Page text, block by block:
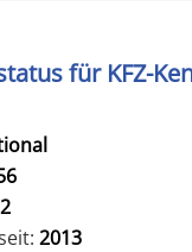
für KFZ-
2013